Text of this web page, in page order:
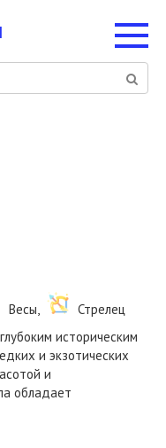
Весы,
Стрелец
историческим
и экзотических
и
обладает